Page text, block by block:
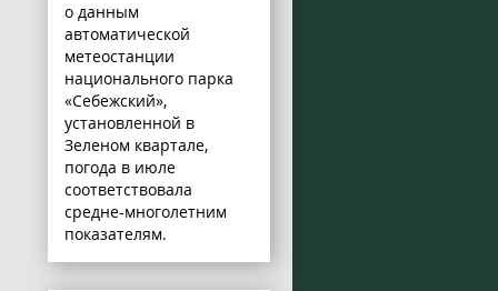
о данным
автоматической
метеостанции
национального парка
«Себежский»,
установленной в
Зеленом квартале,
погода в июле
соответствовала
средне-многолетним
показателям.